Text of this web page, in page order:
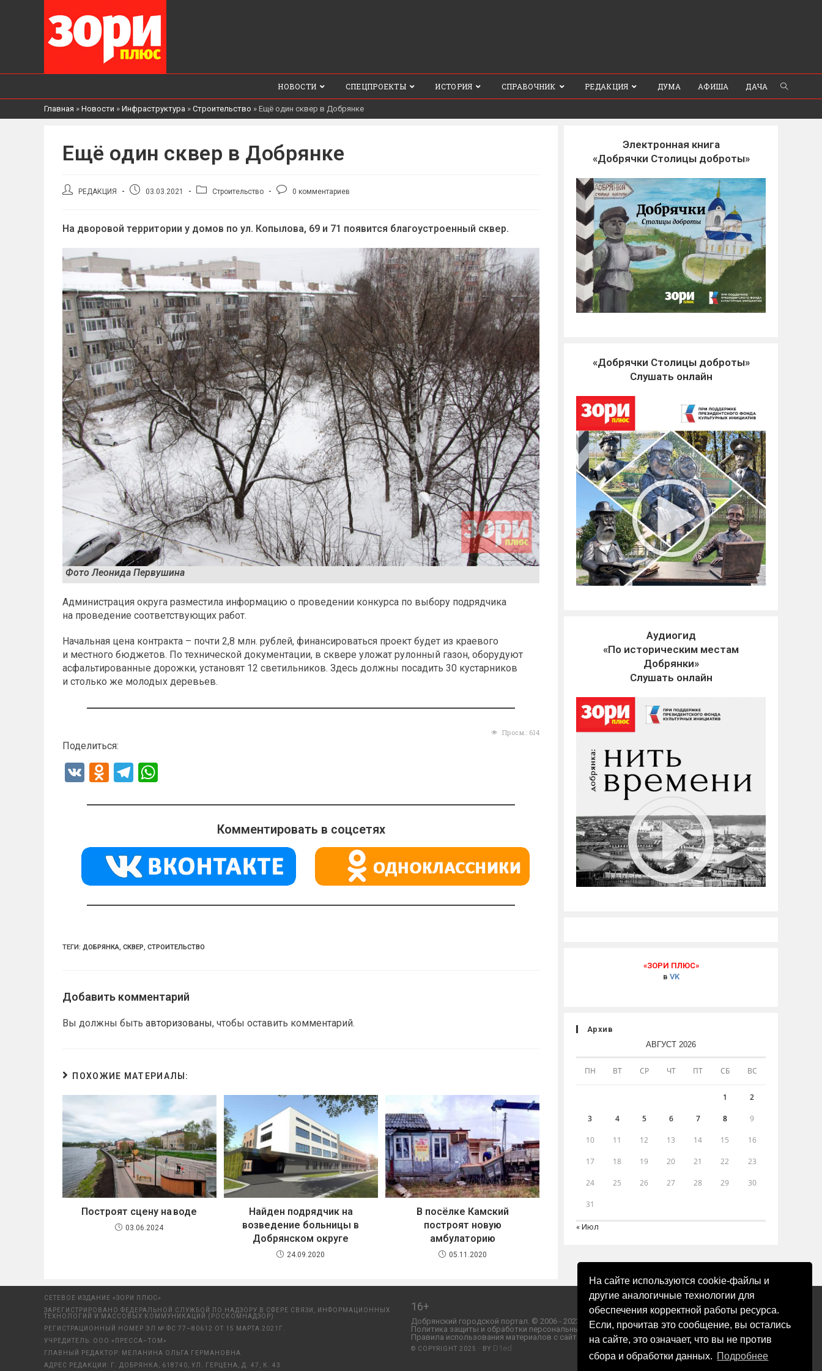
На сайте используются cookie-файлы и
другие аналогичные технологии для
обеспечения корректной работы ресурса.
Если, прочитав это сообщение, вы остались
на сайте, это означает, что вы не против
сбора и обработки данных. Подробнее
НОВОСТИ СПЕЦПРОЕКТЫ ИСТОРИЯ СПРАВОЧНИК РЕДАКЦИЯ ДУМА АФИША ДАЧА
Главная » Новости » Инфраструктура » Строительство » Ещё один сквер в Добрянке
Ещё один сквер в Добрянке
АвторРЕДАКЦИЯ
Запись03.03.2021
РубрикаСтроительство
Комментарии
0 комментариев
На дворовой территории у домов по ул. Копылова, 69 и 71 появится благоустроенный сквер.
Фото Леонида Первушина
Администрация округа разместила информацию о проведении конкурса по выбору подрядчика
на проведение соответствующих работ.
Начальная цена контракта – почти 2,8 млн. рублей, финансироваться проект будет из краевого
и местного бюджетов. По технической документации, в сквере уложат рулонный газон, оборудуют
асфальтированные дорожки, установят 12 светильников. Здесь должны посадить 30 кустарников
и столько же молодых деревьев.
Просм.: 614
Поделиться:
V
O
n
kl
a
ss
ni
T
e
a
m
at
A
p
p
Комментировать в соцсетях
ТЕГИ: ДОБРЯНКА, СКВЕР, СТРОИТЕЛЬСТВО
Добавить комментарий
Вы должны быть авторизованы, чтобы оставить комментарий.
ПОХОЖИЕ МАТЕРИАЛЫ:
Построят сцену на воде
03.06.2024
Найден подрядчик на
возведение больницы в
Добрянском округе
24.09.2020
В посёлке Камский
построят новую
амбулаторию
05.11.2020
Электронная книга
«Добрячки Столицы доброты»
«Добрячки Столицы доброты»
Слушать онлайн
Аудиогид
«По историческим местам
Добрянки»
Слушать онлайн
«ЗОРИ ПЛЮС»
в VK
Архив
АВГУСТ 2026
ПН ВТ СР ЧТ ПТ СБ ВС
1 2
3 4 5 6 7 8 9
10 11 12 13 14 15 16
17 18 19 20 21 22 23
24 25 26 27 28 29 30
31
« Июл
СЕТЕВОЕ ИЗДАНИЕ «ЗОРИ ПЛЮС»
ЗАРЕГИСТРИРОВАНО ФЕДЕРАЛЬНОЙ СЛУЖБОЙ ПО НАДЗОРУ В СФЕРЕ СВЯЗИ, ИНФОРМАЦИОННЫХ
ТЕХНОЛОГИЙ И МАССОВЫХ КОММУНИКАЦИЙ (РОСКОМНАДЗОР)
РЕГИСТРАЦИОННЫЙ НОМЕР ЭЛ № ФС 77–80612 ОТ 15 МАРТА 2021Г.
УЧРЕДИТЕЛЬ: ООО «ПРЕССА–ТОМ»
ГЛАВНЫЙ РЕДАКТОР: МЕЛАНИНА ОЛЬГА ГЕРМАНОВНА
АДРЕС РЕДАКЦИИ: Г. ДОБРЯНКА, 618740, УЛ. ГЕРЦЕНА, Д. 47, К. 43
16+
Добрянский городской портал. © 2006 - 2023 ООО «Пресса-Том».
Политика защиты и обработки персональных данных ООО «Пресса-Том».
Правила использования материалов с сайта «ЗОРИ ПЛЮС».
© COPYRIGHT 2025 · BY D1ed